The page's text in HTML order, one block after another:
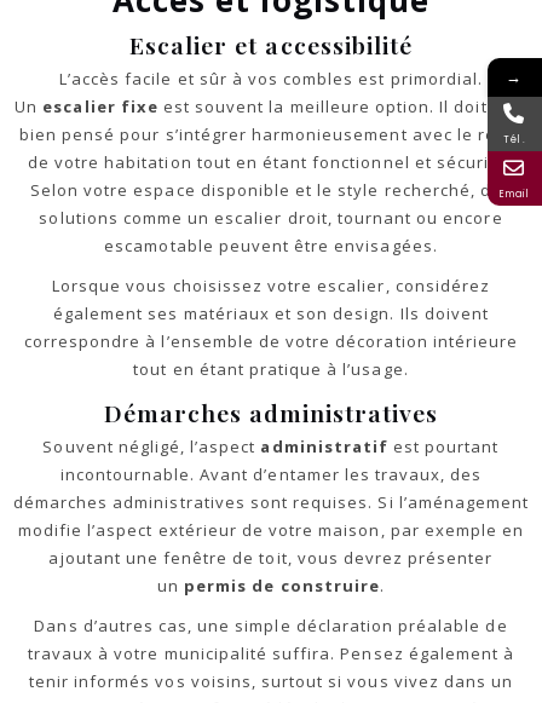
Escalier et accessibilité
L’accès facile et sûr à vos combles est primordial.
Un escalier fixe est souvent la meilleure option. Il doit être
bien pensé pour s’intégrer harmonieusement avec le reste
de votre habitation tout en étant fonctionnel et sécurisé.
Selon votre espace disponible et le style recherché, des
solutions comme un escalier droit, tournant ou encore
escamotable peuvent être envisagées.
Lorsque vous choisissez votre escalier, considérez
également ses matériaux et son design. Ils doivent
correspondre à l’ensemble de votre décoration intérieure
tout en étant pratique à l’usage.
Démarches administratives
Souvent négligé, l’aspect administratif est pourtant
incontournable. Avant d’entamer les travaux, des
démarches administratives sont requises. Si l’aménagement
modifie l’aspect extérieur de votre maison, par exemple en
ajoutant une fenêtre de toit, vous devrez présenter
un permis de construire.
Dans d’autres cas, une simple déclaration préalable de
travaux à votre municipalité suffira. Pensez également à
tenir informés vos voisins, surtout si vous vivez dans un
→
Tél.
Email